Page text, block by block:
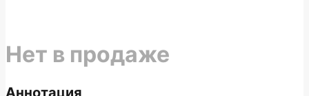
Аннотация
Нет в продаже